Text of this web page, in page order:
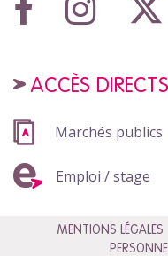
ACCÈS DIRECTS
Marchés publics
Emploi / stage
MENTIONS LÉGALES